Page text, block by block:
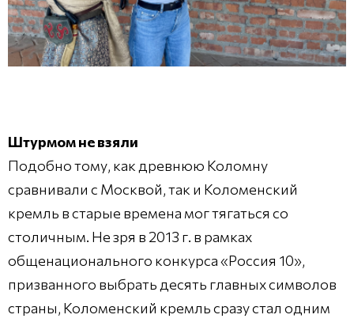
Штурмом не взяли
Подобно тому, как древнюю Коломну
сравнивали с Москвой, так и Коломенский
кремль в старые времена мог тягаться со
столичным. Не зря в 2013 г. в рамках
общенационального конкурса «Россия 10»,
призванного выбрать десять главных символов
страны, Коломенский кремль сразу стал одним